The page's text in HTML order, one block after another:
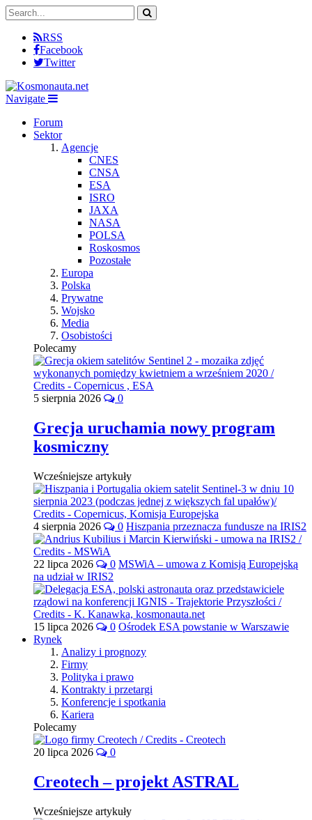
RSS
Facebook
Twitter
Navigate
Forum
Sektor
Agencje
CNES
CNSA
ESA
ISRO
JAXA
NASA
POLSA
Roskosmos
Pozostałe
Europa
Polska
Prywatne
Wojsko
Media
Osobistości
Polecamy
5 sierpnia 2026 0
Grecja uruchamia nowy program
kosmiczny
Wcześniejsze artykuły
4 sierpnia 2026 0 Hiszpania przeznacza fundusze na IRIS2
22 lipca 2026 0 MSWiA – umowa z Komisją Europejską
na udział w IRIS2
15 lipca 2026 0 Ośrodek ESA powstanie w Warszawie
Rynek
Analizy i prognozy
Firmy
Polityka i prawo
Kontrakty i przetargi
Konferencje i spotkania
Kariera
Polecamy
20 lipca 2026 0
Creotech – projekt ASTRAL
Wcześniejsze artykuły